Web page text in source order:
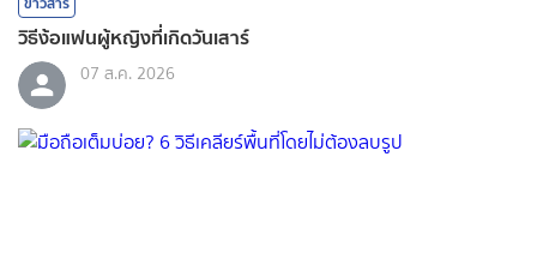
วิธีง้อแฟนผู้หญิงที่เกิดวันเสาร์
07 ส.ค. 2026